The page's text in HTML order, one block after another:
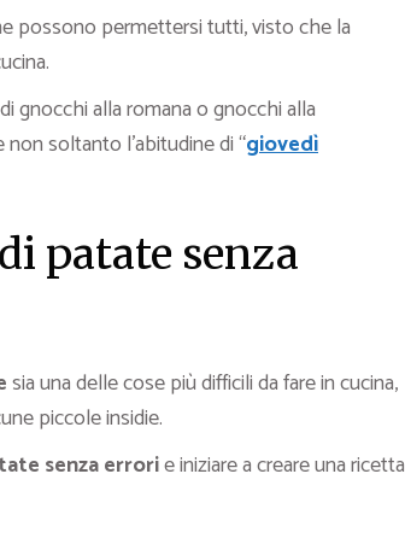
possono permettersi tutti, visto che la
gnocchi alla romana o gnocchi alla
soltanto l’abitudine di “giovedì
patate senza
sia una delle cose più difficili da fare in cucina,
piccole insidie.
senza errorie iniziare a creare una ricetta